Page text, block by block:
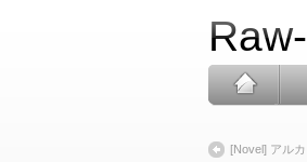
[Novel] アル